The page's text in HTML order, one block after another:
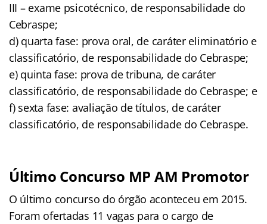
III – exame psicotécnico, de responsabilidade do
Cebraspe;
d) quarta fase: prova oral, de caráter eliminatório e
classificatório, de responsabilidade do Cebraspe;
e) quinta fase: prova de tribuna, de caráter
classificatório, de responsabilidade do Cebraspe; e
f) sexta fase: avaliação de títulos, de caráter
classificatório, de responsabilidade do Cebraspe.
Último Concurso MP AM Promotor
O último concurso do órgão aconteceu em 2015.
Foram ofertadas 11 vagas para o cargo de